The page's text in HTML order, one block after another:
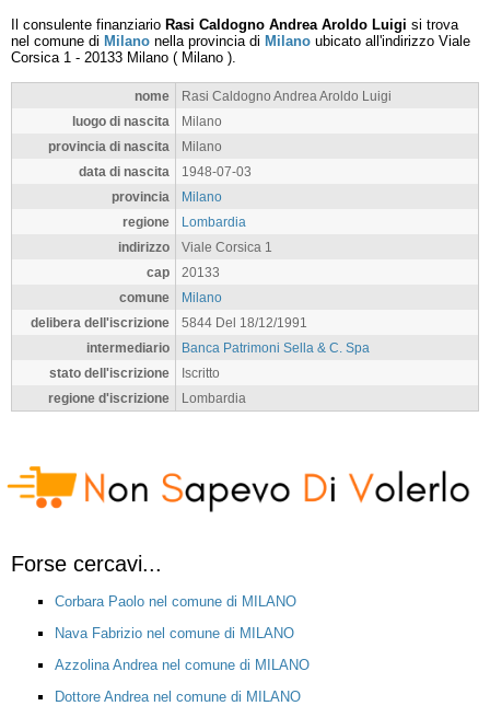
Il consulente finanziario Rasi Caldogno Andrea Aroldo Luigi si trova
nel comune di Milano nella provincia di Milano ubicato all'indirizzo Viale
Corsica 1 - 20133 Milano ( Milano ).
nome
Rasi Caldogno Andrea Aroldo Luigi
luogo di nascita
Milano
provincia di nascita
Milano
data di nascita
1948-07-03
provincia
Milano
regione
Lombardia
indirizzo
Viale Corsica 1
cap
20133
comune
Milano
delibera dell'iscrizione
5844 Del 18/12/1991
intermediario
Banca Patrimoni Sella & C. Spa
stato dell'iscrizione
Iscritto
regione d'iscrizione
Lombardia
Forse cercavi...
Corbara Paolo nel comune di MILANO
Nava Fabrizio nel comune di MILANO
Azzolina Andrea nel comune di MILANO
Dottore Andrea nel comune di MILANO